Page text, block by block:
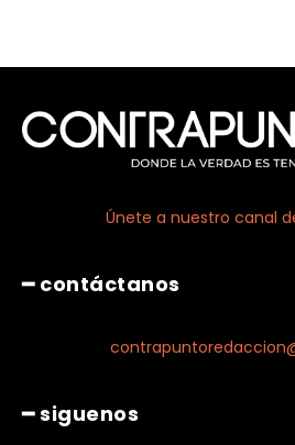
Únete a nuestro canal
━ contáctanos
━ siguenos